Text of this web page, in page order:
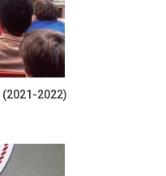
2022)